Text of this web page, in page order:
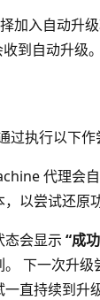
加入自动升
收到自动升级
执行以下作
代理会
以尝试还原
态会显示 “成
下一次升
直持续到升